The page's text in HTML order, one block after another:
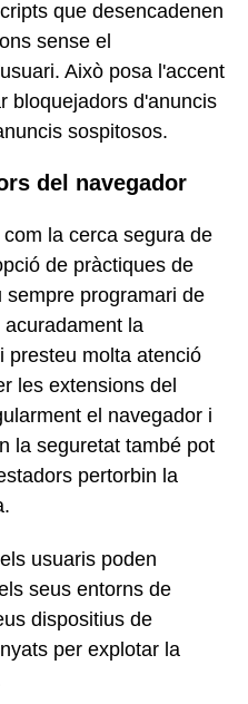
que desencadenen
sense el
Això posa l'accent
bloquejadors d'anuncis
sospitosos.
del navegador
la cerca segura de
de pràctiques de
sempre programari de
la
presteu molta atenció
les extensions del
el navegador i
la seguretat també pot
pertorbin la
usuaris poden
seus entorns de
dispositius de
per explotar la